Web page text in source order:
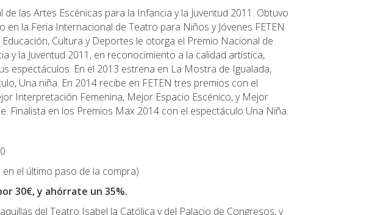
las Artes Escénicas para la Infancia y la Juventud 2011. Obtuvo
en la Feria Internacional de Teatro para Niños y Jóvenes FETEN
Cultura y Deportes le otorga el Premio Nacional de
y la Juventud 2011, en reconocimiento a la calidad artística,
espectáculos. En el 2013 estrena en La Mostra de Igualada,
Una niña. En 2014 recibe en FETEN tres premios con el
Interpretación Femenina, Mejor Espacio Escénico, y Mejor
Finalista en los Premios Max 2014 con el espectáculo Una Niña.
el último paso de la compra)
30€, y ahórrate un 35%.
del Teatro Isabel la Católica y del Palacio de Congresos, y